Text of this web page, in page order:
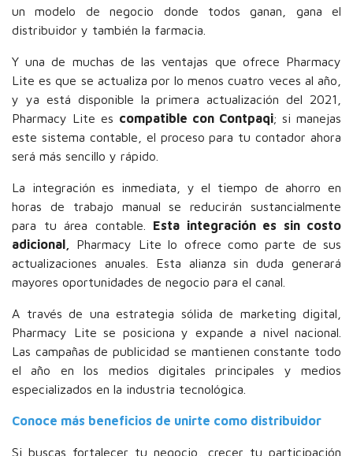
un modelo de negocio donde todos ganan, gana el
distribuidor y también la farmacia.
Y una de muchas de las ventajas que ofrece Pharmacy
Lite es que se actualiza por lo menos cuatro veces al año,
y ya está disponible la primera actualización del 2021,
Pharmacy Lite es compatible con Contpaqi; si manejas
este sistema contable, el proceso para tu contador ahora
será más sencillo y rápido.
La integración es inmediata, y el tiempo de ahorro en
horas de trabajo manual se reducirán sustancialmente
para tu área contable. Esta integración es sin costo
adicional,
Pharmacy Lite lo ofrece como parte de sus
actualizaciones anuales. Esta alianza sin duda generará
mayores oportunidades de negocio para el canal.
A través de una estrategia sólida de marketing digital,
Pharmacy Lite se posiciona y expande a nivel nacional.
Las campañas de publicidad se mantienen constante todo
el año en los medios digitales principales y medios
especializados en la industria tecnológica.
Conoce más beneficios de unirte como distribuidor
Si buscas fortalecer tu negocio, crecer tu participación